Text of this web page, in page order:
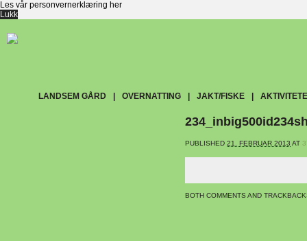
Les vår personvernerklæring her
Lukk
SKIP
LANDSEM GÅRD OVERNATTING JAKT/FISKE
PUBLISHED 21. FEBRUAR 2013 AT
BOTH COMMENTS AND